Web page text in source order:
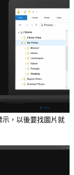
，以後要找圖片就